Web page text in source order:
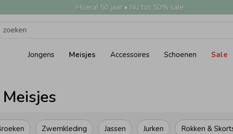
Hoera! 50 jaar • Nu tot 50% sale
Jongens Meisjes Accessoires Schoenen Sale
Zwemkleding Jassen Jurken Rokken &